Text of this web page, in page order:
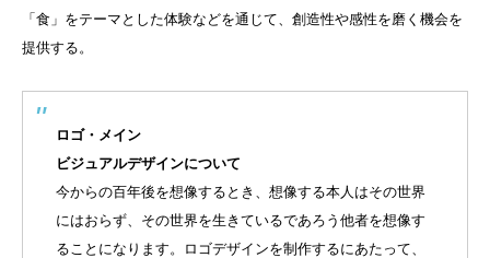
「食」をテーマとした体験などを通じて、創造性や感性を磨く機会を
提供する。
ロゴ・メイン
ビジュアルデザインについて
今からの百年後を想像するとき、想像する本人はその世界
にはおらず、その世界を生きているであろう他者を想像す
ることになります。ロゴデザインを制作するにあたって、